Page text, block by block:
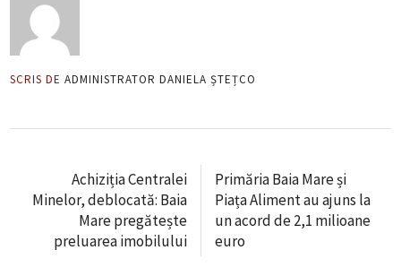
SCRIS DE ADMINISTRATOR DANIELA ȘTEȚCO
Achiziția Centralei
Minelor, deblocată: Baia
Mare pregătește
preluarea imobilului
Primăria Baia Mare și
Piața Aliment au ajuns la
un acord de 2,1 milioane
euro